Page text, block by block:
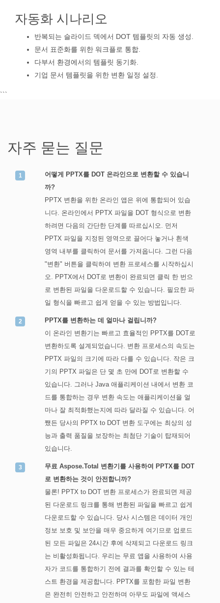
자동화 시나리오
반복되는 슬라이드 덱에서 DOT 템플릿의 자동 생성.
문서 표준화를 위한 워크플로 통합.
다부서 환경에서의 템플릿 동기화.
기업 문서 템플릿을 위한 변환 일정 설정.
```
자주 묻는 질문
어떻게 PPTX를 DOT 온라인으로 변환할 수 있습니
까?
PPTX 변환을 위한 온라인 앱은 위에 통합되어 있습
니다. 온라인에서 PPTX 파일을 DOT 형식으로 변환
하려면 다음의 간단한 단계를 따르십시오. 먼저
PPTX 파일을 지정된 영역으로 끌어다 놓거나 흰색
영역 내부를 클릭하여 문서를 가져옵니다. 그런 다음
"변환" 버튼을 클릭하여 변환 프로세스를 시작하십시
오. PPTX에서 DOT로 변환이 완료되면 클릭 한 번으
로 변환된 파일을 다운로드할 수 있습니다. 필요한 파
일 형식을 빠르고 쉽게 얻을 수 있는 방법입니다.
PPTX를 변환하는 데 얼마나 걸립니까?
이 온라인 변환기는 빠르고 효율적인 PPTX를 DOT로
변환하도록 설계되었습니다. 변환 프로세스의 속도는
PPTX 파일의 크기에 따라 다를 수 있습니다. 작은 크
기의 PPTX 파일은 단 몇 초 만에 DOT로 변환할 수
있습니다. 그러나 Java 애플리케이션 내에서 변환 코
드를 통합하는 경우 변환 속도는 애플리케이션을 얼
마나 잘 최적화했는지에 따라 달라질 수 있습니다. 어
쨌든 당사의 PPTX to DOT 변환 도구에는 최상의 성
능과 출력 품질을 보장하는 최첨단 기술이 탑재되어
있습니다.
무료 Aspose.Total 변환기를 사용하여 PPTX를 DOT
로 변환하는 것이 안전합니까?
물론! PPTX to DOT 변환 프로세스가 완료되면 제공
된 다운로드 링크를 통해 변환된 파일을 빠르고 쉽게
다운로드할 수 있습니다. 당사 시스템은 데이터 개인
정보 보호 및 보안을 매우 중요하게 여기므로 업로드
된 모든 파일은 24시간 후에 삭제되고 다운로드 링크
는 비활성화됩니다. 우리는 무료 앱을 사용하여 사용
자가 코드를 통합하기 전에 결과를 확인할 수 있는 테
스트 환경을 제공합니다. PPTX를 포함한 파일 변환
은 완전히 안전하고 안전하며 아무도 파일에 액세스